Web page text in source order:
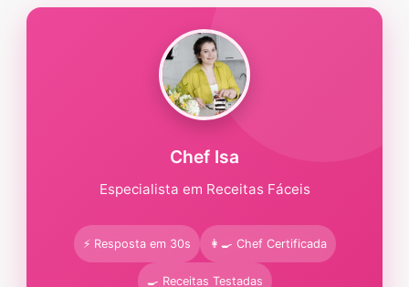
Chef Isa
Especialista em Receitas Fáceis
⚡ Resposta em 30s 👩‍🍳 Chef Certificada
🍳 Receitas Testadas